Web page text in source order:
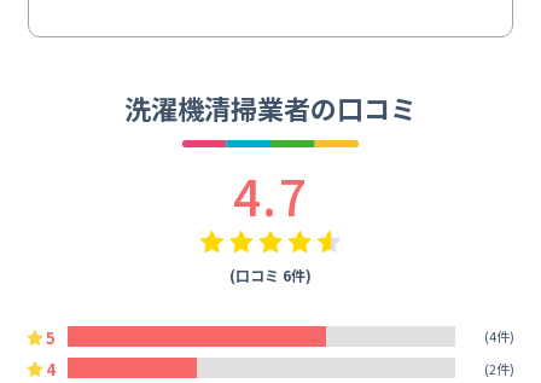
洗濯機清掃業者の口コミ
4.7
(口コミ 6件)
5 (4件)
4 (2件)